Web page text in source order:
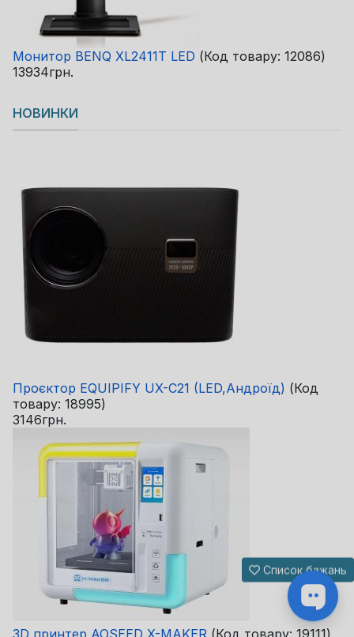
Монитор BENQ XL2411T LED (Код товару: 12086)
13934грн.
НОВИНКИ
Проєктор EQUIPIFY UX-C21 (LED,Андроїд) (Код
товару: 18995)
3146грн.
3D принтер AOSEED X-MAKER (Код товару: 19111)
Список бажань